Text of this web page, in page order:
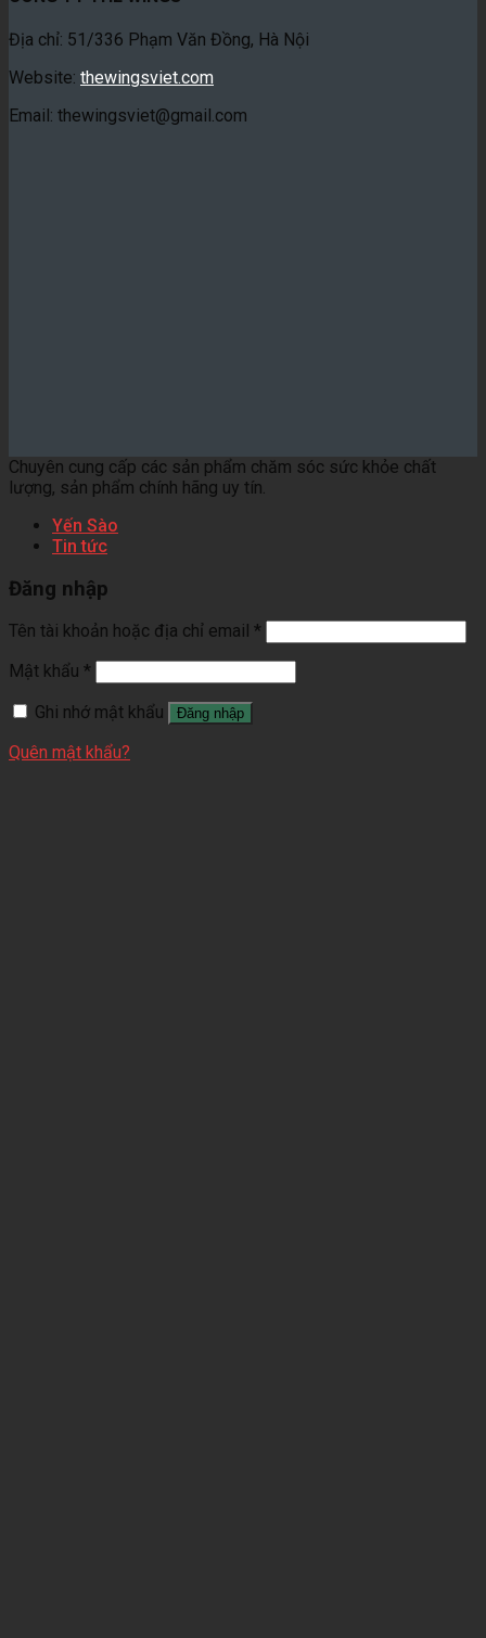
Địa chỉ: 51/336 Phạm Văn Đồng, Hà Nội
Website: thewingsviet.com
Email: thewingsviet@gmail.com
Chuyên cung cấp các sản phẩm chăm sóc sức khỏe chất
lượng, sản phẩm chính hãng uy tín.
Yến Sào
Tin tức
Đăng nhập
Tên tài khoản hoặc địa chỉ email *
Mật khẩu *
Ghi nhớ mật khẩu
Đăng nhập
Quên mật khẩu?